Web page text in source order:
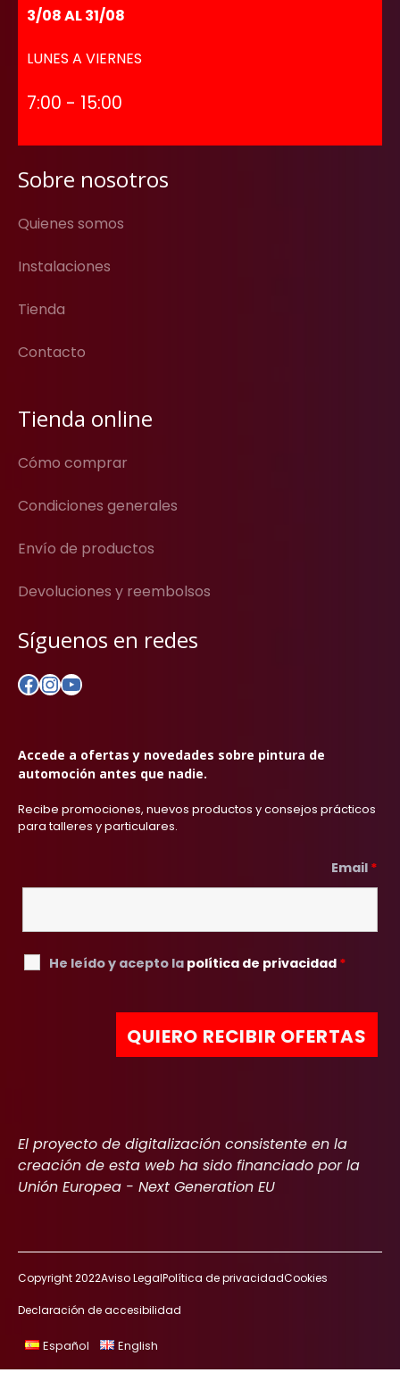
3/08 AL 31/08
LUNES A VIERNES
7:00 - 15:00
Sobre nosotros
Quienes somos
Instalaciones
Tienda
Contacto
Tienda online
Cómo comprar
Condiciones generales
Envío de productos
Devoluciones y reembolsos
Síguenos en redes
Facebook
Instagram
YouTube
Accede a ofertas y novedades sobre pintura de
automoción antes que nadie.
Recibe promociones, nuevos productos y consejos prácticos
para talleres y particulares.
Email *
He leído y acepto la política de privacidad *
El proyecto de digitalización consistente en la
creación de esta web ha sido financiado por la
Unión Europea - Next Generation EU
Copyright 2022Aviso LegalPolítica de privacidadCookies
Declaración de accesibilidad
Español English